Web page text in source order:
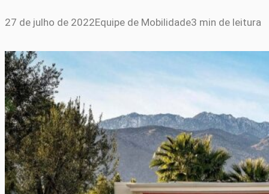
27 de julho de 2022Equipe de Mobilidade3 min de leitura